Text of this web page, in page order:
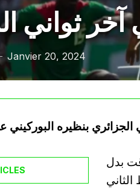
Janvier 20, 2024
بدل
الثاني